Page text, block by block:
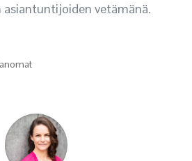
asiantuntijoiden vetämänä.